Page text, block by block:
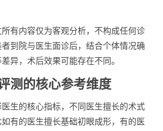
有内容仅为客观分析，不构成任何诊
到院与医生面诊后，结合个体情况确
异，术后效果可能存在不同。
测的核心参考维度
生的核心指标，不同医生擅长的术式
有的医生擅长基础初眼成形，有的医